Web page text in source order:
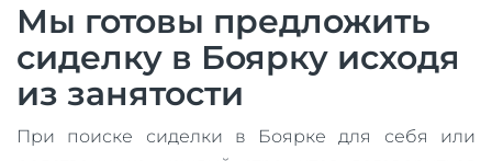
Мы готовы предложить
сиделку в Боярку исходя
из занятости
При поиске сиделки в Боярке для себя или